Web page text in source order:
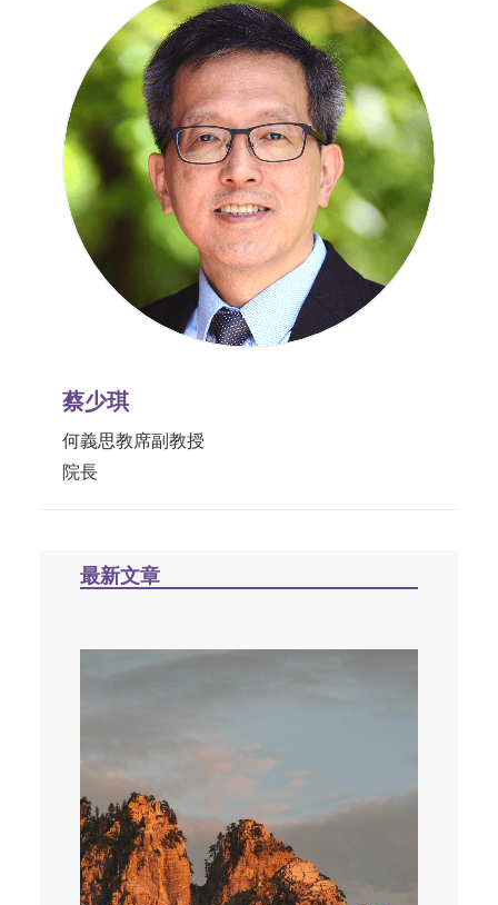
蔡少琪
何義思教席副教授
院長
最新文章